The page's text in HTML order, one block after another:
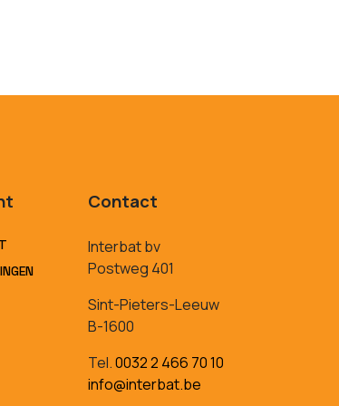
Contact
Interbat bv
Postweg 401
Sint-Pieters-Leeuw
B-1600
Tel.0032 2 466 70 10
info@interbat.be